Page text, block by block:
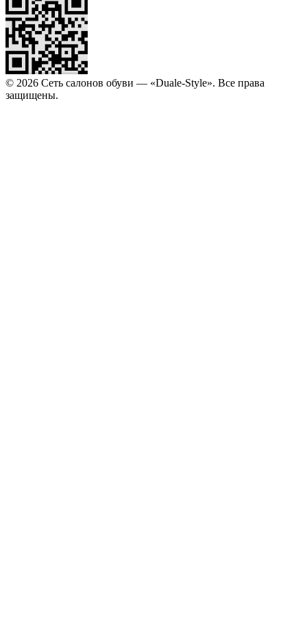
© 2026 Сеть салонов обуви — «Duale-Style». Все права
защищены.